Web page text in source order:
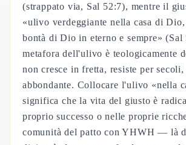
(strappato via, Sal 52:7), mentre il
«ulivo verdeggiante nella casa di
bontà di Dio in eterno e sempre» (Sal
metafora dell'ulivo è teologicamente
non cresce in fretta, resiste per
abbondante. Collocare l'ulivo «nella
significa che la vita del giusto è
proprio successo o nelle proprie
comunità del patto con YHWH — là